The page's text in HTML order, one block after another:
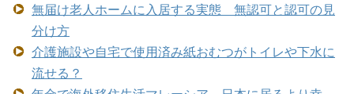
無届け老人ホームに入居する実態 無認可と認可の見
分け方
介護施設や自宅で使用済み紙おむつがトイレや下水に
流せる？